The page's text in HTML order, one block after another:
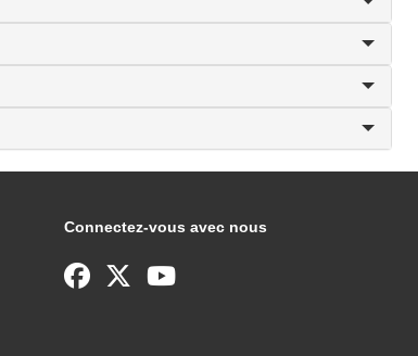
Connectez-vous avec nous